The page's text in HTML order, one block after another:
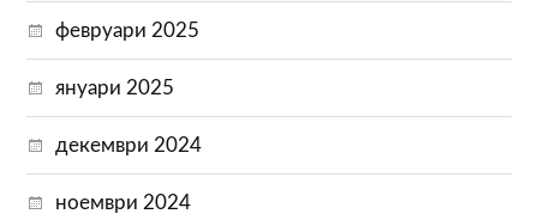
февруари 2025
януари 2025
декември 2024
ноември 2024